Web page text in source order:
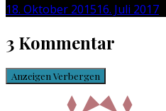
18. Oktober 201516. Juli 2017
3 Kommentar
Anzeigen Verbergen